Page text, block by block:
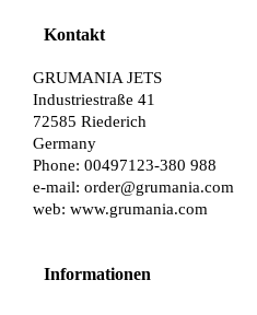
Kontakt
GRUMANIA JETS
Industriestraße 41
72585 Riederich
Germany
Phone: 00497123-380 988
e-mail: order@grumania.com
web: www.grumania.com
Informationen